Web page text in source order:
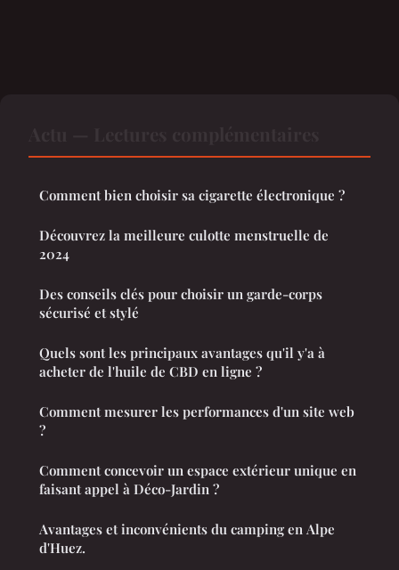
Comment bien choisir sa cigarette électronique ?
Découvrez la meilleure culotte menstruelle de
2024
Des conseils clés pour choisir un garde-corps
sécurisé et stylé
Quels sont les principaux avantages qu'il y'a à
acheter de l'huile de CBD en ligne ?
Comment mesurer les performances d'un site web
?
Comment concevoir un espace extérieur unique en
faisant appel à Déco-Jardin ?
Avantages et inconvénients du camping en Alpe
d'Huez.